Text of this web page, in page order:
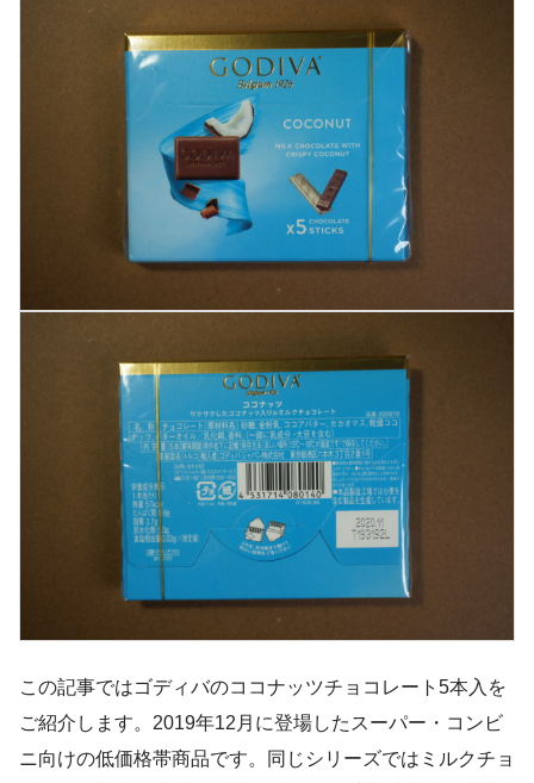
この記事ではゴディバのココナッツチョコレート5本入を
ご紹介します。2019年12月に登場したスーパー・コンビ
ニ向けの低価格帯商品です。同じシリーズではミルクチョ